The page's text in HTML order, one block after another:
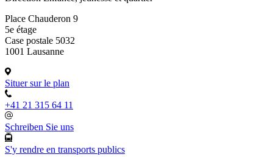
Place Chauderon 9
5e étage
Case postale 5032
1001 Lausanne
Situer sur le plan
+41 21 315 64 11
Schreiben Sie uns
S'y rendre en transports publics